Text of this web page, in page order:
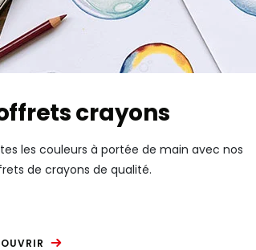
crayons
les couleurs à portée de main avec nos
de crayons de qualité.